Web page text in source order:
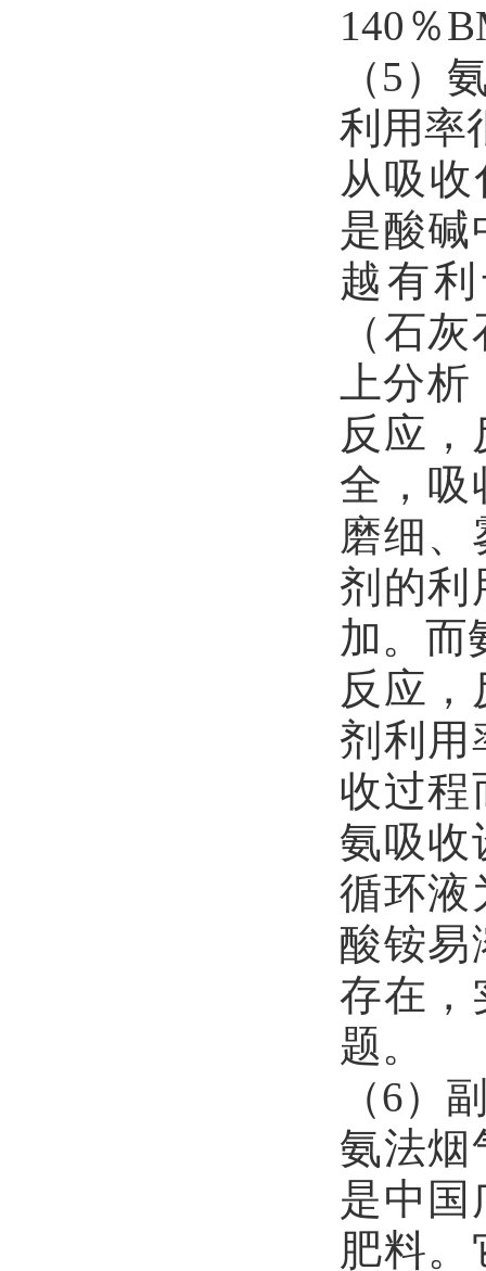
140％
（5）
利用率
从吸
是酸碱
越有
（石
上分
反应
全，吸
磨细、
剂的利
加。而
反应
剂利用
收过程
氨吸收
循环液
酸铵易
存在，
题。
（6）
氨法烟
是中国
肥料